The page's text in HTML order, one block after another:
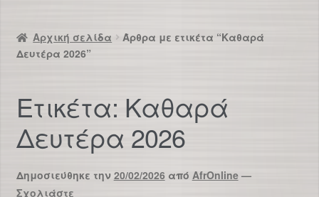
Αρχική σελίδα
Άρθρα με ετικέτα “Καθαρά
Δευτέρα 2026”
Ετικέτα: Καθαρά
Δευτέρα 2026
Δημοσιεύθηκε την 20/02/2026 από AfrOnline —
Σχολιάστε